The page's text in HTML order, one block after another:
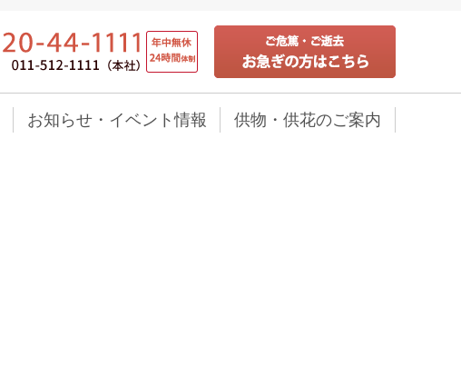
お知らせ・イベント情報 供物・供花のご案内